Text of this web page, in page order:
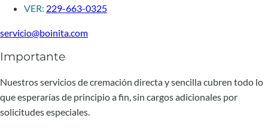
VER: 229-663-0325
servicio@boinita.com
Importante
Nuestros servicios de cremación directa y sencilla cubren todo lo
que esperarías de principio a fin, sin cargos adicionales por
solicitudes especiales.